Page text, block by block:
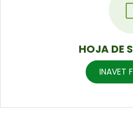
HOJA DE
INAVET